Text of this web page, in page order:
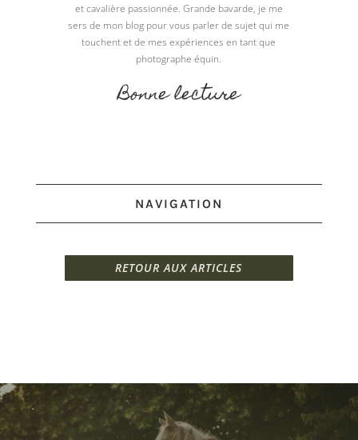
et cavalière passionnée. Grande bavarde, je me
sers de mon blog pour vous parler de sujet qui me
touchent et de mes expériences en tant que
photographe équin.
Bonne lecture
NAVIGATION
RETOUR AUX ARTICLES